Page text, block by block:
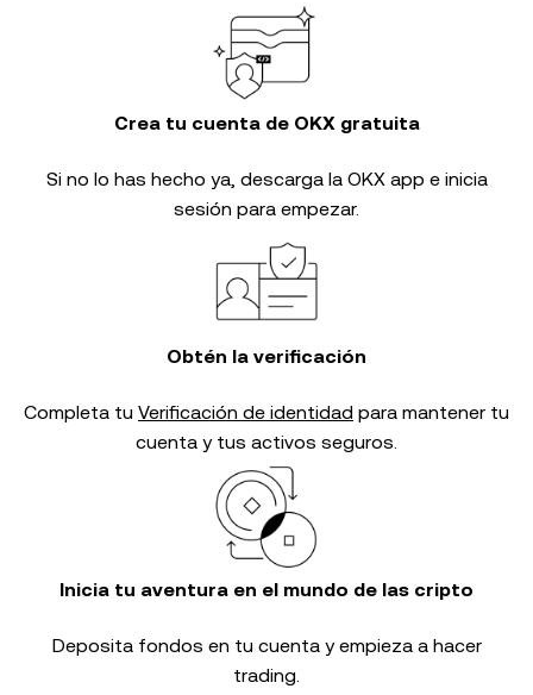
Crea tu cuenta de OKX gratuita
Si no lo has hecho ya, descarga la OKX app e inicia
sesión para empezar.
Obtén la verificación
Completa tu Verificación de identidad para mantener tu
cuenta y tus activos seguros.
Inicia tu aventura en el mundo de las cripto
Deposita fondos en tu cuenta y empieza a hacer
trading.